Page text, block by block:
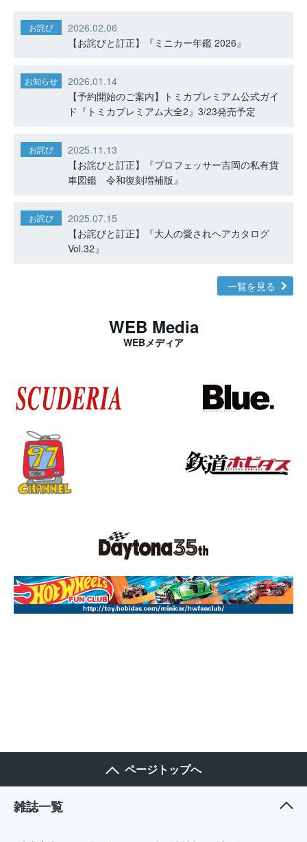
お詫び
2026.02.06
【お詫びと訂正】『ミニカー年鑑 2026』
お知らせ
2026.01.14
【予約開始のご案内】トミカプレミアム公式ガイ
ド『トミカプレミアム大全2』3/23発売予定
お詫び
2025.11.13
【お詫びと訂正】『プロフェッサー吉岡の私有貨
車図鑑 令和復刻増補版』
お詫び
2025.07.15
【お詫びと訂正】『大人の愛されヘアカタログ
Vol.32』
一覧を見る
WEB Media
WEBメディア
ページトップへ
雑誌一覧